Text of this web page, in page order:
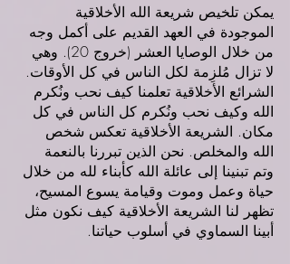
يمكن تلخيص شريعة الله الأخلاقية
الموجودة في العهد القديم على أكمل وجه
من خلال الوصايا العشر (خروج 20). وهي
لا تزال مُلزِمة لكل الناس في كل الأوقات.
الشرائع الأخلاقية تعلمنا كيف نحب ونُكرم
الله وكيف نحب ونُكرم كل الناس في كل
مكان. الشريعة الأخلاقية تعكس شخص
الله والمخلص. نحن الذين تبررنا بالنعمة
وتم تبنينا إلى عائلة الله كأبناء لله من خلال
حياة وعمل وموت وقيامة يسوع المسيح،
تظهر لنا الشريعة الأخلاقية كيف نكون مثل
أبينا السماوي في أسلوب حياتنا.